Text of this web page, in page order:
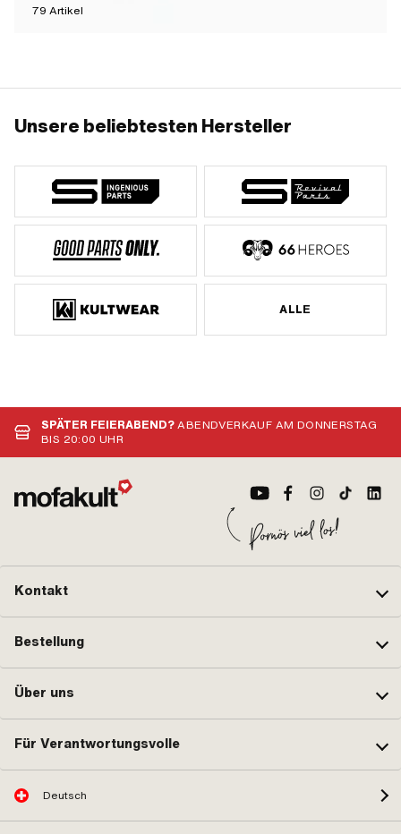
79 Artikel
Unsere beliebtesten Hersteller
ALLE
SPÄTER FEIERABEND?ABENDVERKAUF AM DONNERSTAG
BIS 20:00 UHR
Kontakt
Bestellung
Über uns
Für Verantwortungsvolle
Deutsch